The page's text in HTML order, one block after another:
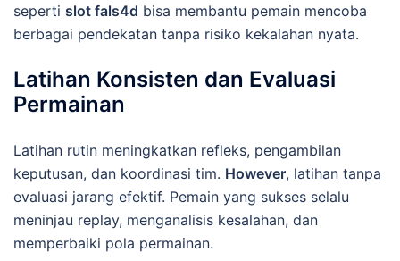
seperti slot fals4d bisa membantu pemain mencoba
berbagai pendekatan tanpa risiko kekalahan nyata.
Latihan Konsisten dan Evaluasi
Permainan
Latihan rutin meningkatkan refleks, pengambilan
keputusan, dan koordinasi tim. However, latihan tanpa
evaluasi jarang efektif. Pemain yang sukses selalu
meninjau replay, menganalisis kesalahan, dan
memperbaiki pola permainan.